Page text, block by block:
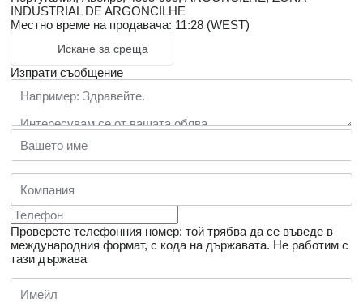
INDUSTRIAL DE ARGONCILHE
Местно време на продавача: 11:28 (WEST)
Искане за среща
Изпрати съобщение
Проверете телефонния номер: той трябва да се въведе в
международния формат, с кода на държавата. Не работим с
тази държава